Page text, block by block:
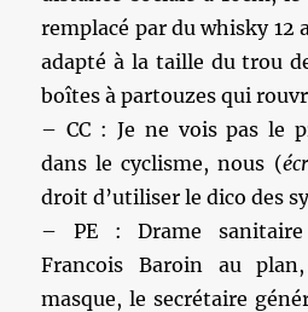
remplacé par du whisky 12
adapté à la taille du trou
boîtes à partouzes qui
– CC : Je ne vois pas le
dans le cyclisme, nous (
droit d’utiliser le dico des
– PE : Drame
Francois Baroin au
masque, le secrétaire